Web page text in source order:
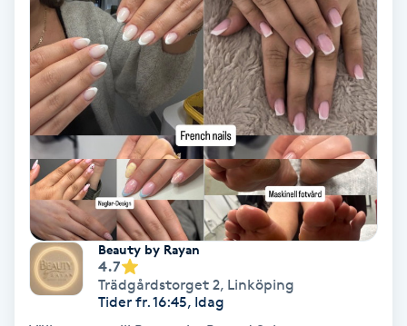
Tvätt & Fön
Vaccination
Vampyrbehandling
Vaxning
Vaxning brasiliansk
Beauty by Rayan
4.7
Trädgårdstorget 2, Linköping
Tider fr. 16:45, Idag